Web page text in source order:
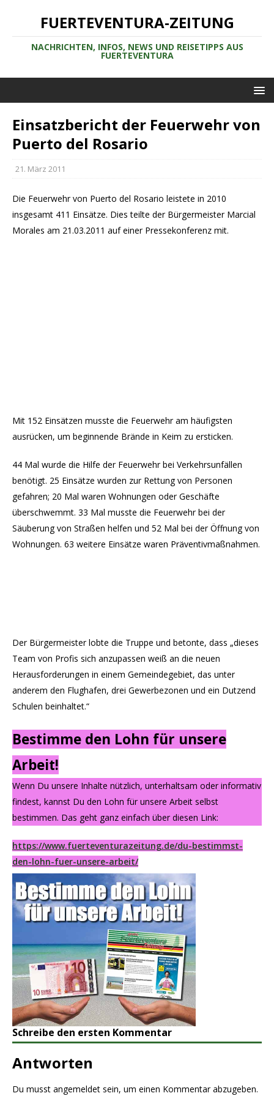
FUERTEVENTURA-ZEITUNG
NACHRICHTEN, INFOS, NEWS UND REISETIPPS AUS
FUERTEVENTURA
Einsatzbericht der Feuerwehr von
Puerto del Rosario
21. März 2011
Die Feuerwehr von Puerto del Rosario leistete in 2010
insgesamt 411 Einsätze. Dies teilte der Bürgermeister Marcial
Morales am 21.03.2011 auf einer Pressekonferenz mit.
Mit 152 Einsätzen musste die Feuerwehr am häufigsten
ausrücken, um beginnende Brände in Keim zu ersticken.
44 Mal wurde die Hilfe der Feuerwehr bei Verkehrsunfällen
benötigt. 25 Einsätze wurden zur Rettung von Personen
gefahren; 20 Mal waren Wohnungen oder Geschäfte
überschwemmt. 33 Mal musste die Feuerwehr bei der
Säuberung von Straßen helfen und 52 Mal bei der Öffnung von
Wohnungen. 63 weitere Einsätze waren Präventivmaßnahmen.
Der Bürgermeister lobte die Truppe und betonte, dass „dieses
Team von Profis sich anzupassen weiß an die neuen
Herausforderungen in einem Gemeindegebiet, das unter
anderem den Flughafen, drei Gewerbezonen und ein Dutzend
Schulen beinhaltet.“
Bestimme den Lohn für unsere
Arbeit!
Wenn Du unsere Inhalte nützlich, unterhaltsam oder informativ
findest, kannst Du den Lohn für unsere Arbeit selbst
bestimmen. Das geht ganz einfach über diesen Link:
https://www.fuerteventurazeitung.de/du-bestimmst-
den-lohn-fuer-unsere-arbeit/
Schreibe den ersten Kommentar
Antworten
Du musst angemeldet sein, um einen Kommentar abzugeben.